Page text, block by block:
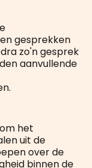
gesprekken
zo'n gesprek
aanvullende
het
uit de
over de
binnen de